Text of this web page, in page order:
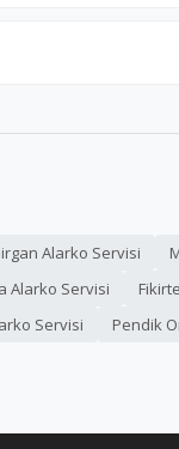
Alarko Servisi
Alarko Servisi
Servisi Pendik